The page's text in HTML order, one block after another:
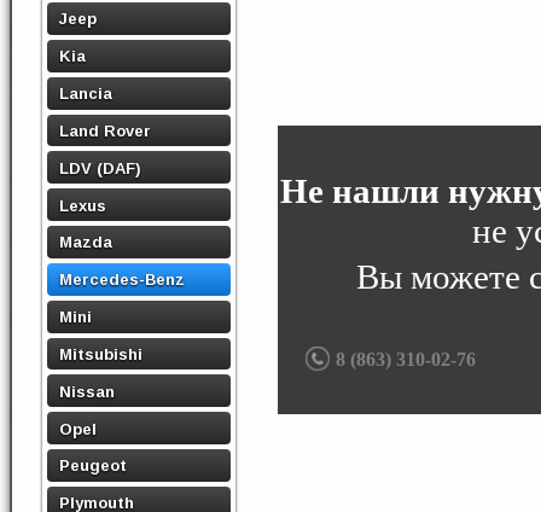
Jeep
Kia
Lancia
Land Rover
LDV (DAF)
Lexus
Mazda
Mercedes-Benz
Mini
Mitsubishi
Nissan
Opel
Peugeot
Plymouth
Не нашли
не
Вы можете
8 (863) 310-02-76